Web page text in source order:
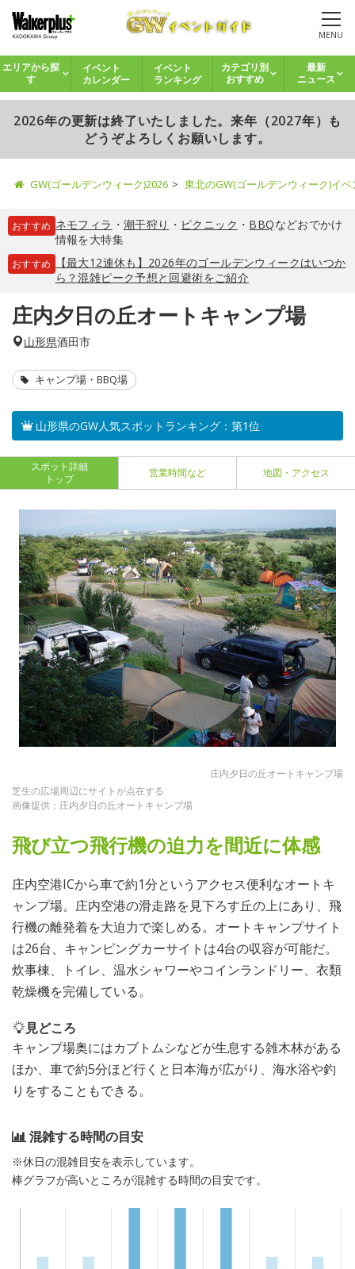
MENU
エリアから探
す
イベント
カレンダー
イベント
ランキング
カテゴリ別
おすすめ
最新
ニュース
2026年の更新は終了いたしました。来年（2027年）も
どうぞよろしくお願いします。
GW(ゴールデンウィーク)2026 東北のGW(ゴールデンウィーク)イ
おすすめ ネモフィラ ・ 潮干狩り ・ ピクニック ・ BBQなどおでかけ
情報を大特集
おすすめ
【最大12連休も】2026年のゴールデンウィークはいつか
ら？混雑ピーク予想と回避術をご紹介
庄内夕日の丘オートキャンプ場
山形県酒田市
キャンプ場・BBQ場
山形県のGW人気スポットランキング：第1位
スポット詳細
トップ
営業時間など 地図・アクセス
庄内夕日の丘オートキャンプ場
芝生の広場周辺にサイトが点在する
画像提供：庄内夕日の丘オートキャンプ場
飛び立つ飛行機の迫力を間近に体感
庄内空港ICから車で約1分というアクセス便利なオートキ
ャンプ場。庄内空港の滑走路を見下ろす丘の上にあり、飛
行機の離発着を大迫力で楽しめる。オートキャンプサイト
は26台、キャンピングカーサイトは4台の収容が可能だ。
炊事棟、トイレ、温水シャワーやコインランドリー、衣類
乾燥機を完備している。
見どころ
キャンプ場奥にはカブトムシなどが生息する雑木林がある
ほか、車で約5分ほど行くと日本海が広がり、海水浴や釣
りをすることもできる。
混雑する時間の目安
※休日の混雑目安を表示しています。
棒グラフが高いところが混雑する時間の目安です。